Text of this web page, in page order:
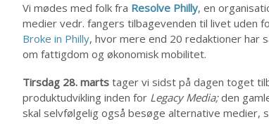
Vi mødes med folk fra Resolve Philly, en
medier vedr. fangers tilbagevenden til livet uden
Broke in Philly, hvor mere end 20 redaktioner har
om fattigdom og økonomisk mobilitet.
Tirsdag 28. marts tager vi sidst på dagen toget
produktudvikling inden for Legacy Media;den
skal selvfølgelig også besøge alternative medier,